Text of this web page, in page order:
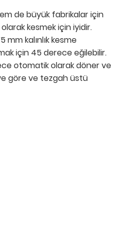
de büyük fabrikalar için
kesmek için iyidir.
mm kalınlık kesme
için 45 derece eğilebilir.
otomatik olarak döner ve
göre ve tezgah üstü